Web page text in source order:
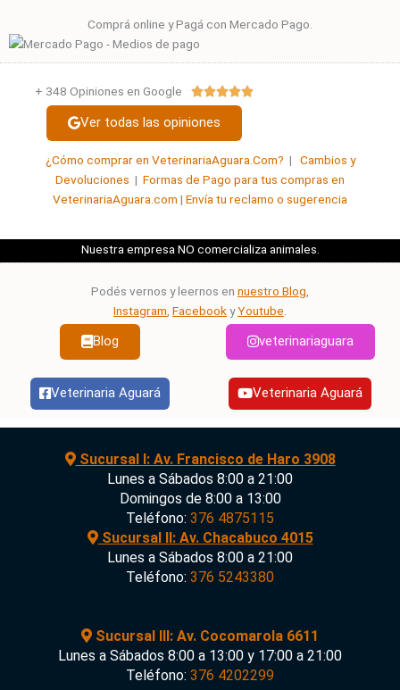
Comprá online y Pagá con Mercado Pago.
+ 348 Opiniones en Google Valorado
5
Ver todas las opiniones
¿Cómo comprar en VeterinariaAguara.Com? | Cambios y
Devoluciones | Formas de Pago para tus compras en
VeterinariaAguara.com | Envía tu reclamo o sugerencia
Nuestra empresa NO comercializa animales.
Podés vernos y leernos en nuestro Blog
Instagram FacebookyYoutube
Blog veterinariaguara
Veterinaria Aguará Veterinaria Aguará
Sucursal I: Av. Francisco de Haro 3908
Lunes a Sábados 8:00 a 21:00
Domingos de 8:00 a 13:00
Teléfono: 376 4875115
Sucursal II: Av. Chacabuco 4015
Lunes a Sábados 8:00 a 21:00
Teléfono: 376 5243380
Sucursal III: Av. Cocomarola 6611
Lunes a Sábados 8:00 a 13:00 y 17:00 a 21:00
Teléfono: 376 4202299